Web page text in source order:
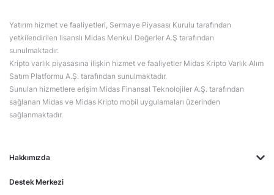
Hakkımızda
Destek Merkezi
Yatırım hizmet ve faaliyetleri, Sermaye Piyasası Kurulu tarafından
yetkilendirilen lisanslı Midas Menkul Değerler A.Ş tarafından
sunulmaktadır.
Kripto varlık piyasasına ilişkin hizmet ve faaliyetler Midas Kripto Varlık Alım
Satım Platformu A.Ş. tarafından sunulmaktadır.
Sunulan hizmetlere erişim Midas Finansal Teknolojiler A.Ş. tarafından
sağlanan Midas ve Midas Kripto mobil uygulamaları üzerinden
sağlanmaktadır.